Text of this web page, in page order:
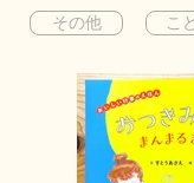
その他 こ